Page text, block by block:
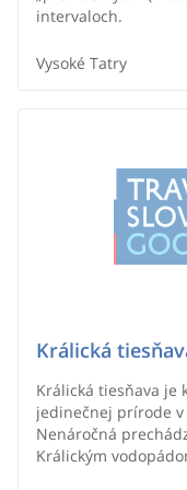
intervaloch.
Vysoké Tatry
Králická
Králická tiesňava je
jedinečnej prírode
Nenáročná
Králickým